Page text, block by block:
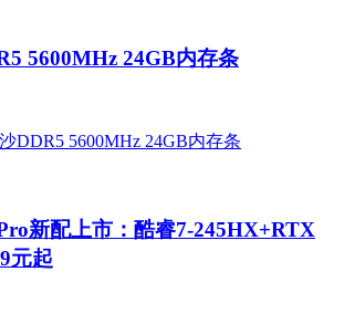
5600MHz 24GB内存条
新配上市：酷睿7-245HX+RTX
元起